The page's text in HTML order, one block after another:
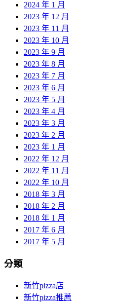
2024 年 1 月
2023 年 12 月
2023 年 11 月
2023 年 10 月
2023 年 9 月
2023 年 8 月
2023 年 7 月
2023 年 6 月
2023 年 5 月
2023 年 4 月
2023 年 3 月
2023 年 2 月
2023 年 1 月
2022 年 12 月
2022 年 11 月
2022 年 10 月
2018 年 3 月
2018 年 2 月
2018 年 1 月
2017 年 6 月
2017 年 5 月
分類
新竹pizza店
新竹pizza推薦